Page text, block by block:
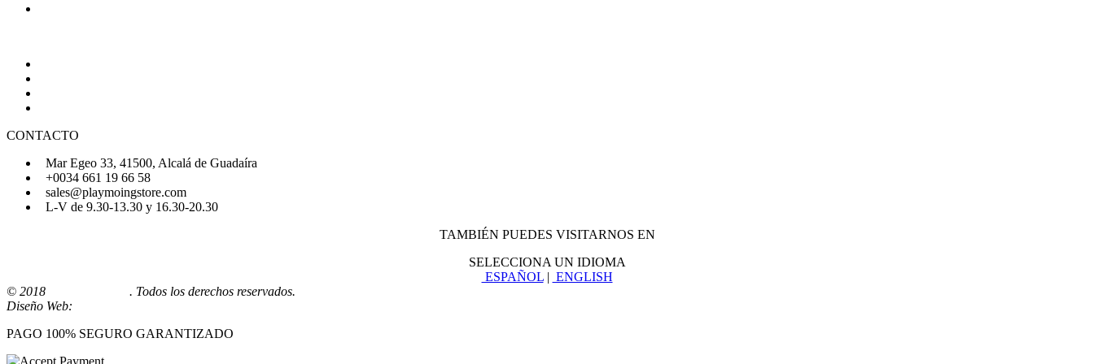
CONTACTO
Mar Egeo 33, 41500, Alcalá de Guadaíra
+0034 661 19 66 58
sales@playmoingstore.com
L-V de 9.30-13.30 y 16.30-20.30
TAMBIÉN PUEDES VISITARNOS EN
SELECCIONA UN IDIOMA
ESPAÑOL| ENGLISH
© 2018
. Todos los derechos reservados.
Diseño Web:
PAGO 100% SEGURO GARANTIZADO